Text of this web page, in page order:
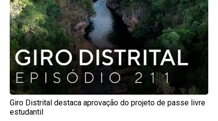
Giro Distrital destaca aprovação do projeto de passe livre
estudantil